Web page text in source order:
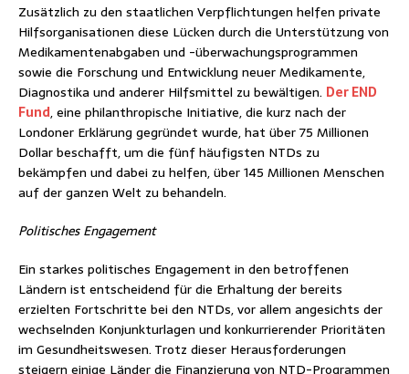
Zusätzlich zu den staatlichen Verpflichtungen helfen private
Hilfsorganisationen diese Lücken durch die Unterstützung von
Medikamentenabgaben und -überwachungsprogrammen
sowie die Forschung und Entwicklung neuer Medikamente,
Diagnostika und anderer Hilfsmittel zu bewältigen. Der END
Fund, eine philanthropische Initiative, die kurz nach der
Londoner Erklärung gegründet wurde, hat über 75 Millionen
Dollar beschafft, um die fünf häufigsten NTDs zu
bekämpfen und dabei zu helfen, über 145 Millionen Menschen
auf der ganzen Welt zu behandeln.
Politisches Engagement
Ein starkes politisches Engagement in den betroffenen
Ländern ist entscheidend für die Erhaltung der bereits
erzielten Fortschritte bei den NTDs, vor allem angesichts der
wechselnden Konjunkturlagen und konkurrierender Prioritäten
im Gesundheitswesen. Trotz dieser Herausforderungen
steigern einige Länder die Finanzierung von NTD-Programmen